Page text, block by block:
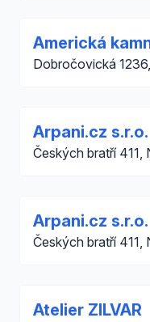
Americká
Dobročovická
Arpani.cz s.r.o.
Českých bratří 411,
Arpani.cz s.r.o.
Českých bratří 411,
Atelier ZILVAR